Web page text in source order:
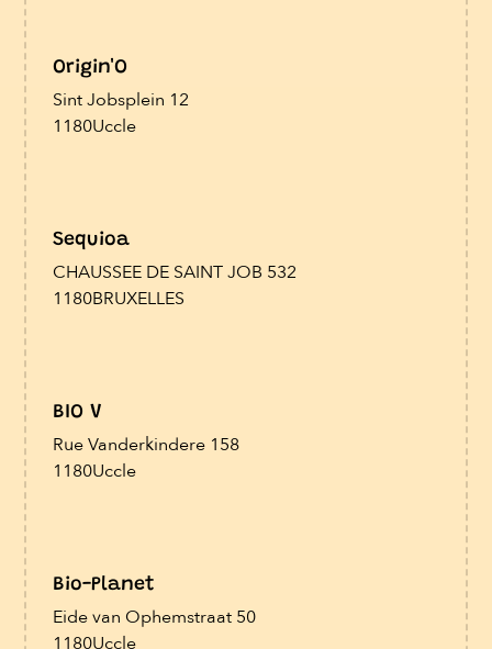
Origin'O
Sint Jobsplein 12
1180Uccle
Sequioa
CHAUSSEE DE SAINT JOB 532
1180BRUXELLES
BIO V
Rue Vanderkindere 158
1180Uccle
Bio-Planet
Eide van Ophemstraat 50
1180Uccle